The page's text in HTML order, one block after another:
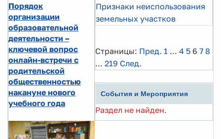
Порядок
организации
образовательной
деятельности –
ключевой вопрос
онлайн-встречи с
родительской
общественностью
накануне нового
учебного года
Признаки неиспользования
земельных участков
Страницы: Пред. 1 ... 4 5 6 7 8
... 219 След.
События и Мероприятия
Раздел не найден.